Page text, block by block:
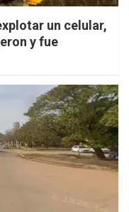
un celular,
y fue